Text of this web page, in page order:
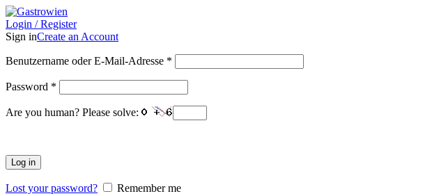
Login / Register
Sign inCreate an Account
Benutzername oder E-Mail-Adresse *
Password *
Are you human? Please solve:
Log in
Lost your password?
Remember me